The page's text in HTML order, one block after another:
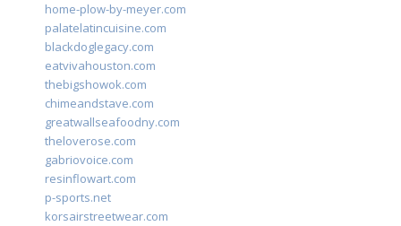
home-plow-by-meyer.com
palatelatincuisine.com
blackdoglegacy.com
eatvivahouston.com
thebigshowok.com
chimeandstave.com
greatwallseafoodny.com
theloverose.com
gabriovoice.com
resinflowart.com
p-sports.net
korsairstreetwear.com